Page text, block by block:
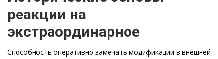
реакции на
экстраординарное
Способность оперативно замечать модификации в внешней